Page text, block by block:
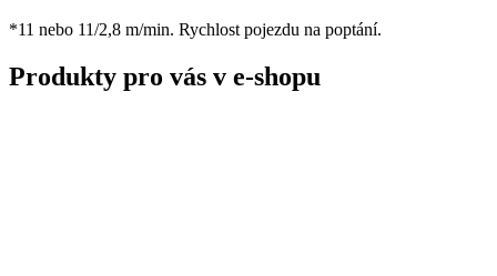
*11 nebo 11/2,8 m/min. Rychlost pojezdu na poptání.
Produkty pro vás v e-shopu